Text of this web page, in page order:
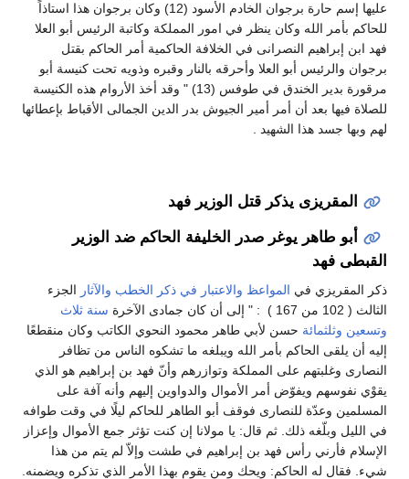
عليها إسم حارة برجوان الخادم الأسود (12) وكان برجوان هذا استاذاً
للحاكم بأمر الله وكان ينظر في امور المملكة وكاتبة الرئيس أبو العلا
فهد ابن إبراهيم النصرانى في الخلافة الحاكمية أمر الحاكم بقتل
برجوان والرئيس أبو العلا وأحرقه بالنار وقبره وذويه تحت كنيسة أبو
مرقورة بدير الخندق في طوفس (13) " وقد أخذ الأروام هذه الكنيسة
للصلاة فيها بعد أن أمر أمير الجيوش بدر الدين الجمالى الأقباط بإعطائها
لهم وبها جسد هذا الشهيد .
المقريزى يذكر قتل الوزير فهد
أبو طاهر يوغر صدر الخليفة الحاكم ضد الوزير
القبطى فهد
ذكر المقريزي في المواعظ والاعتبار في ذكر الخطب والآثار الجزء
الثالث ( 102 من 167 ) : " إلى أن كان جمادى الآخرة
سنة ثلاث
وتسعين وثلثمائة حسن لأبي طاهر محمود النحوي الكاتب وكان منقطعًا
إليه أن يلقى الحاكم بأمر الله ويبلغه ما تشكوه الناس من تظافر
النصارى وغلبتهم على المملكة وتوازرهم وأنّ فهد بن إبراهيم هو الذي
يقوْي نفوسهم ويفوّض أمر الأموال والدواوين إليهم وأنه آفة على
المسلمين وعدّة للنصارى فوقف أبو الطاهر للحاكم ليلًا في وقت طوافه
في الليل وبلّغه ذلك‏.‏ ثم قال‏:‏ يا مولانا إن كنت تؤثر جمع الأموال وإعزاز
الإسلام فأرني رأس فهد بن إبراهيم في طشت وإلاّ لم يتم من هذا
شيء‏.‏ فقال له الحاكم‏:‏ ويحك ومن يقوم بهذا الأمر الذي تذكره ويضمنه‏.‏